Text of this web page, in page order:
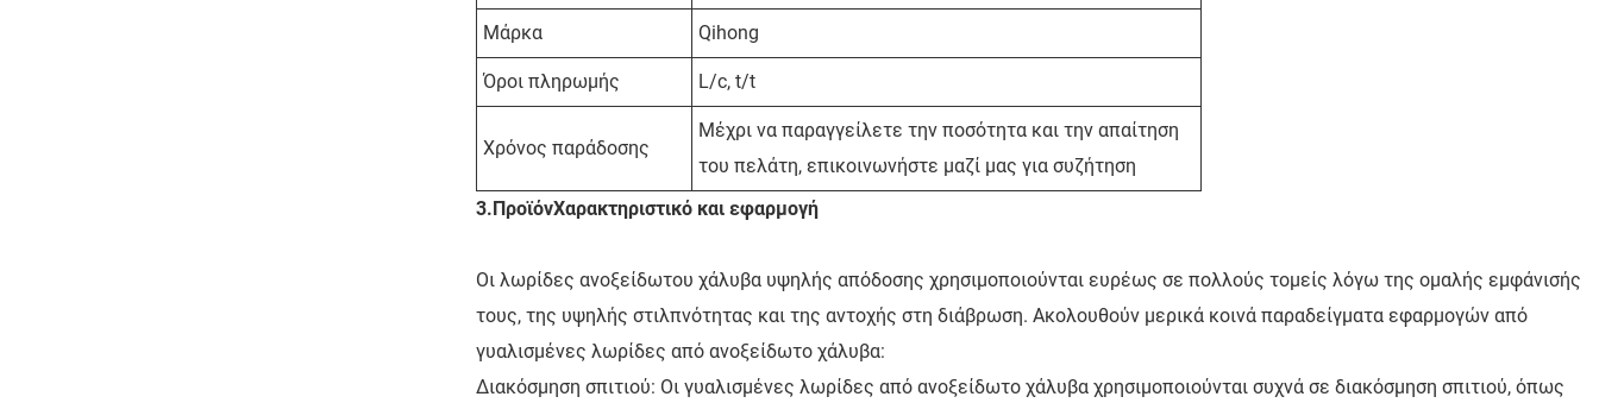
Μάρκα Qihong
Όροι πληρωμής L/c, t/t
Χρόνος παράδοσης
Μέχρι να παραγγείλετε την ποσότητα και την απαίτηση
του πελάτη, επικοινωνήστε μαζί μας για συζήτηση
3.ΠροϊόνΧαρακτηριστικό και εφαρμογή
Οι λωρίδες ανοξείδωτου χάλυβα υψηλής απόδοσης χρησιμοποιούνται ευρέως σε πολλούς τομείς λόγω της ομαλής εμφάνισής
τους, της υψηλής στιλπνότητας και της αντοχής στη διάβρωση. Ακολουθούν μερικά κοινά παραδείγματα εφαρμογών από
γυαλισμένες λωρίδες από ανοξείδωτο χάλυβα:
Διακόσμηση σπιτιού: Οι γυαλισμένες λωρίδες από ανοξείδωτο χάλυβα χρησιμοποιούνται συχνά σε διακόσμηση σπιτιού, όπως